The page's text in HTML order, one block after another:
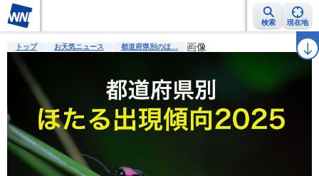
検索 現在地
雨雲レーダー 台風情報 地震情報 警報・注意報 ラ
トップ お天気ニュース 都道府県別のほ… 画像